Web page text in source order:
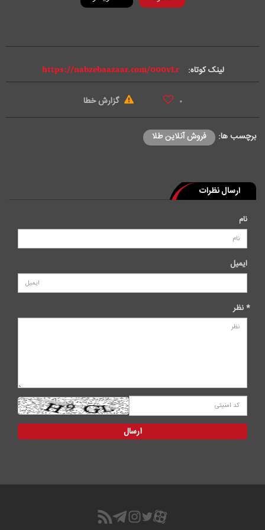
i
o
لینک کوتاه:
۰ گزارش خطا
برچسب ها: فروش آنلاین طلا
ارسال نظرات
نام
ایمیل
* نظر